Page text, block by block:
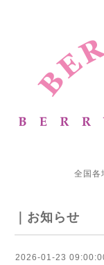
全国各
｜お知らせ
2026-01-23